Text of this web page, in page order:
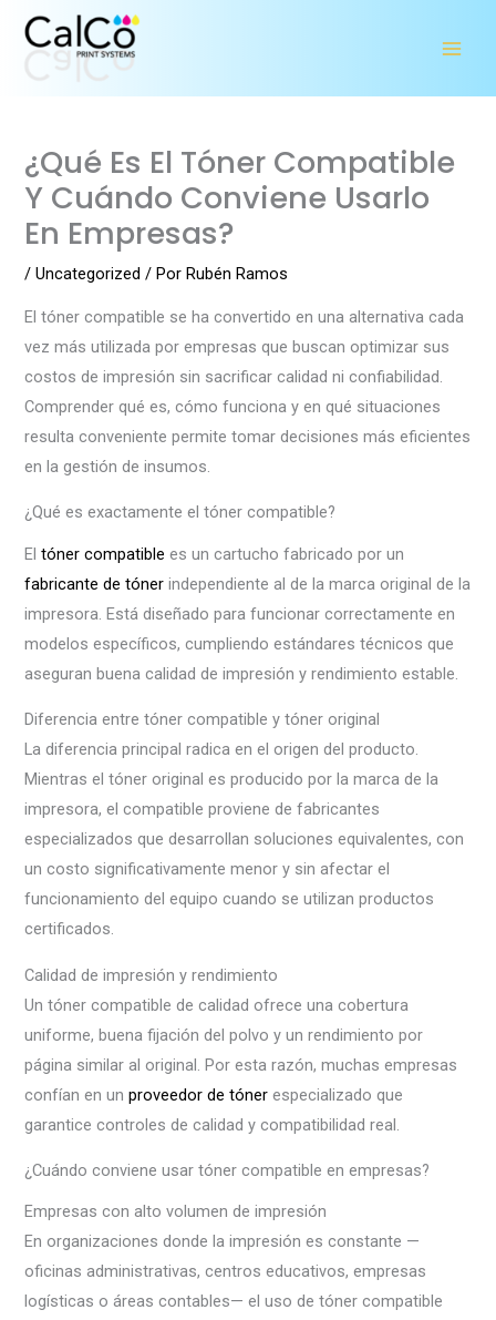
¿Qué Es El Tóner Compatible
Y Cuándo Conviene Usarlo
En Empresas?
/Uncategorized / PorRubén Ramos
El tóner compatible se ha convertido en una alternativa cada
vez más utilizada por empresas que buscan optimizar sus
costos de impresión sin sacrificar calidad ni confiabilidad.
Comprender qué es, cómo funciona y en qué situaciones
resulta conveniente permite tomar decisiones más eficientes
en la gestión de insumos.
¿Qué es exactamente el tóner compatible?
Eltóner compatible es un cartucho fabricado por un
fabricante de tóner independiente al de la marca original de la
impresora. Está diseñado para funcionar correctamente en
modelos específicos, cumpliendo estándares técnicos que
aseguran buena calidad de impresión y rendimiento estable.
Diferencia entre tóner compatible y tóner original
La diferencia principal radica en el origen del producto.
Mientras el tóner original es producido por la marca de la
impresora, el compatible proviene de fabricantes
especializados que desarrollan soluciones equivalentes, con
un costo significativamente menor y sin afectar el
funcionamiento del equipo cuando se utilizan productos
certificados.
Calidad de impresión y rendimiento
Un tóner compatible de calidad ofrece una cobertura
uniforme, buena fijación del polvo y un rendimiento por
página similar al original. Por esta razón, muchas empresas
confían en unproveedor de tóner especializado que
garantice controles de calidad y compatibilidad real.
¿Cuándo conviene usar tóner compatible en empresas?
Empresas con alto volumen de impresión
En organizaciones donde la impresión es constante —
oficinas administrativas, centros educativos, empresas
logísticas o áreas contables— el uso de tóner compatible